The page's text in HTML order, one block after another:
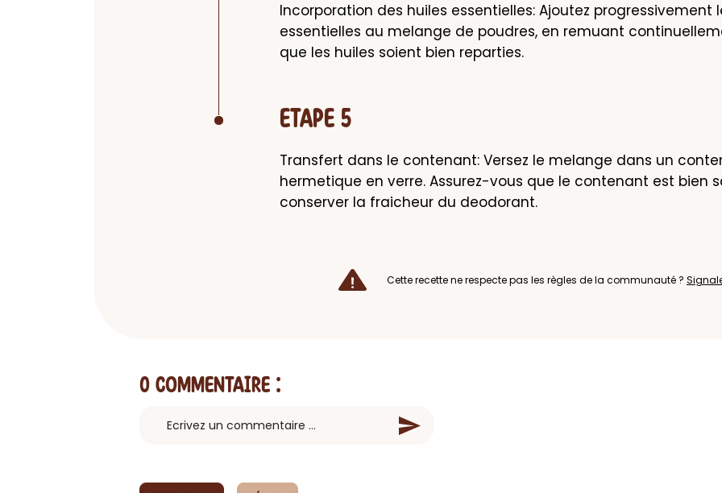
Incorporation des huiles essentielles: Ajoutez progressivement
essentielles au melange de poudres, en remuant
que les huiles soient bien reparties.
ETAPE 5
Transfert dans le contenant: Versez le melange dans un
hermetique en verre. Assurez-vous que le contenant est bien
conserver la fraicheur du deodorant.
Cette recette ne respecte pas les règles de la communauté ?
0 Commentaire :